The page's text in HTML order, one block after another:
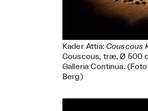
Kader Attia: Couscous
Couscous, træ, Ø 500
Galleria Continua.
Berg)